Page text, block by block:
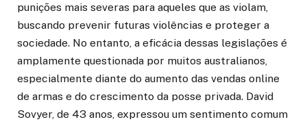
punições mais severas para aqueles que as violam,
buscando prevenir futuras violências e proteger a
sociedade. No entanto, a eficácia dessas legislações é
amplamente questionada por muitos australianos,
especialmente diante do aumento das vendas online
de armas e do crescimento da posse privada. David
Sovyer, de 43 anos, expressou um sentimento comum